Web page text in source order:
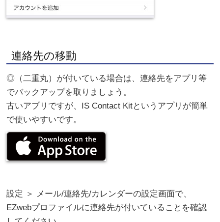
連絡先の移動
◎（二重丸）が付いている場合は、連絡先をアプリ等
でバックアップを取りましょう。
古いアプリですが、IS Contact Kitというアプリが簡単
で使いやすいです。
設定 ＞ メール/連絡先/カレンダーの設定画面で、
EZwebプロファイルに連絡先が付いていることを確認